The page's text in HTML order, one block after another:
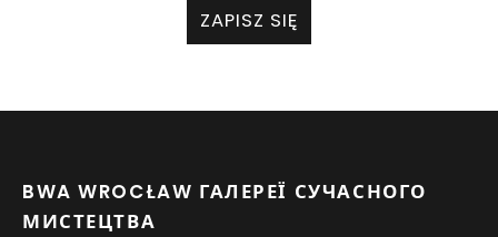
ZAPISZ SIĘ
BWA WROCŁAW ГАЛЕРЕЇ СУЧАСНОГО
МИСТЕЦТВА